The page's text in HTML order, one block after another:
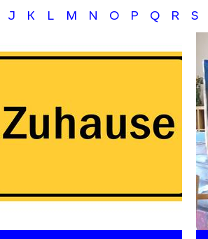
J K L M N O P Q R S